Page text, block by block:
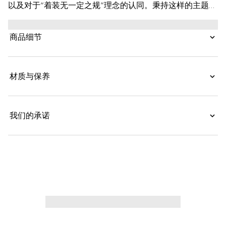
以及对于“着装无一定之规”理念的认同。秉持这样的主题，
交织字母配件的新颖诠释。
商品细节
材质与保养
我们的承诺